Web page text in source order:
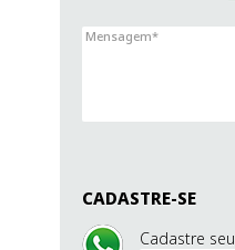
CADASTRE-SE
Cadastre seu